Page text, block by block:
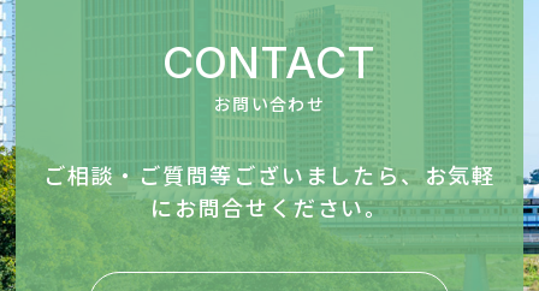
CONTACT
お問い合わせ
ご相談・ご質問等ございましたら、お気軽
にお問合せください。